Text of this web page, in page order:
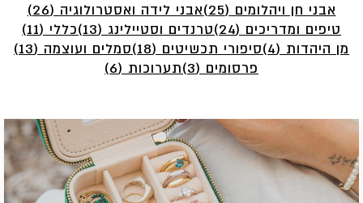
אבני חן ויהלומים (25)
אבני לידה ואסטרולוגיה (26)
טיפים ומדריכים (24)
טרנדים וסטיילינג (13)
כללי (11)
מן היהדות (4)
סיפורי תכשיטים (18)
סמלים ועוצמה (13)
פרסומים (3)
תערוכות (6)